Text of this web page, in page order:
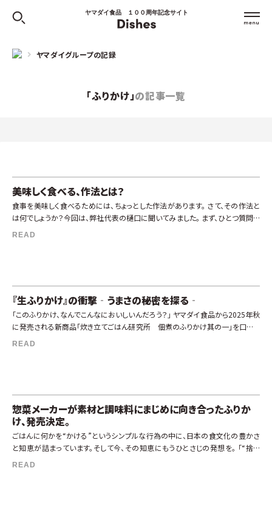
ヤマダイ食品 １００周年記念サイト
ヤマダイグループの記録
「ふりかけ」の記事一覧
美味しく食べる、作法とは？
食事を美味しく食べるためには、ちょっとした作法があります。 さて、その作法と
は何でしょうか？今回は、弊社代表の樋口に聞いてみました。 まず、ひとつ質問で
す。 ふりかけって、なんのために存在すると思いますか？ 私の考えでは […]
READ
『生ふりかけ』の衝撃‐うまさの秘密を探る‐
「このふりかけ、なんでこんなにおいしいんだろう？」 ヤマダイ食品から2025年秋
に発売される新商品「炊き立てごはん研究所 佃煮のふりかけ其の一」を口にし
たとき、思わずそんな素朴な疑問が浮かびました。 樋口は、このふりかけ […]
READ
惣菜メーカーが素材と調味料にまじめに向き合ったふりか
け、発売決定。
ごはんに何かを“かける”というシンプルな行為の中に、日本の食文化の豊かさ
と知恵が詰まっています。そして今、その知恵にもうひとさじの発想を。 「“捨て
る”のではなく、“活かす”という選択肢はないだろうか？」そんな問いかけか […]
READ